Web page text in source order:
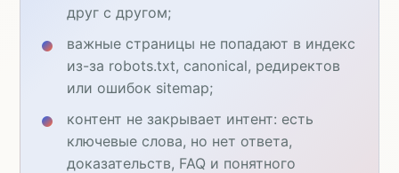
друг с другом;
важные страницы не попадают в индекс
из-за robots.txt, canonical, редиректов
или ошибок sitemap;
контент не закрывает интент: есть
ключевые слова, но нет ответа,
доказательств, FAQ и понятного